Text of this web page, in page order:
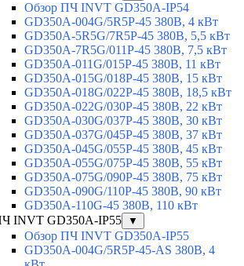
Обзор ПЧ INVT GD350A-IP54
GD350A-004G/5R5P-45 380В, 4 кВт
GD350A-5R5G/7R5P-45 380В, 5,5 кВт
GD350A-7R5G/011P-45 380В, 7,5 кВт
GD350A-011G/015P-45 380В, 11 кВт
GD350A-015G/018P-45 380В, 15 кВт
GD350A-018G/022P-45 380В, 18,5 кВт
GD350A-022G/030P-45 380В, 22 кВт
GD350A-030G/037P-45 380В, 30 кВт
GD350A-037G/045P-45 380В, 37 кВт
GD350A-045G/055P-45 380В, 45 кВт
GD350A-055G/075P-45 380В, 55 кВт
GD350A-075G/090P-45 380В, 75 кВт
GD350A-090G/110P-45 380В, 90 кВт
GD350A-110G-45 380В, 110 кВт
INVT GD350A-IP55
▼
Обзор ПЧ INVT GD350A-IP55
GD350A-004G/5R5P-45-AS 380В, 4